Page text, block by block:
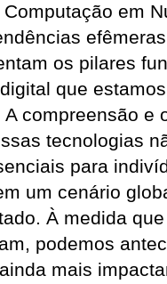
em
os pilares
que
compreensão e
tecnologias
para
um cenário
À medida
podemos
mais